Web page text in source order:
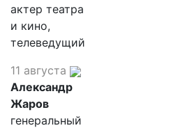
актер театра
и кино,
телеведущий
11 августа
Александр
Жаров
генеральный